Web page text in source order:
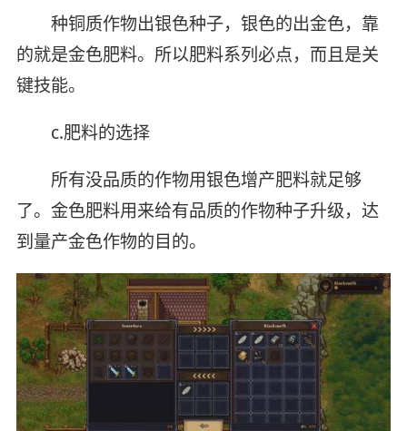
种铜质作物出银色种子，银色的出金色，靠
的就是金色肥料。所以肥料系列必点，而且是关
键技能。
c.肥料的选择
所有没品质的作物用银色增产肥料就足够
了。金色肥料用来给有品质的作物种子升级，达
到量产金色作物的目的。